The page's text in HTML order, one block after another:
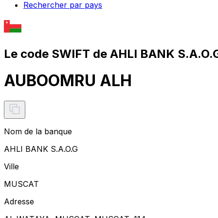
Rechercher par pays
Le code SWIFT de AHLI BANK
AUBOOMRU ALH
Nom de la banque
AHLI BANK S.A.O.G
Ville
MUSCAT
Adresse